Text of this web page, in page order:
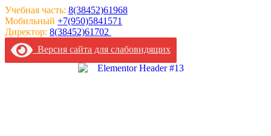
Перейти
к
содержимому
Учебная часть: 8(38452)61968
Мобильный +7(950)5841571
Директор: 8(38452)61702
Версия сайта для слабовидящих